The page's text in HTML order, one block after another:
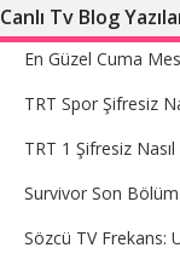
Canlı Tv Blog
En Güzel Cuma
TRT Spor Şifresiz
TRT 1 Şifresiz
Survivor Son
Sözcü TV Frekans: